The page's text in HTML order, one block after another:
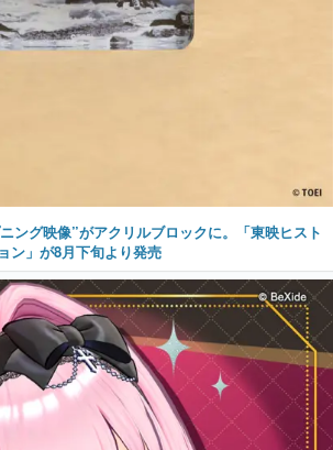
ング映像”がアクリルブロックに。「東映ヒスト
ン」が8月下旬より発売